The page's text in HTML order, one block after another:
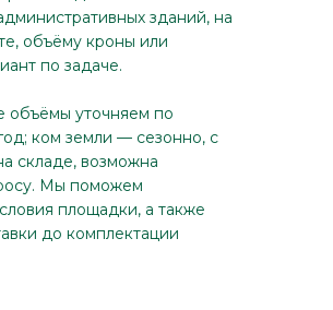
зданий, на
объёму кроны или
по задаче.
объёмы уточняем по
ком земли — сезонно, с
складе, возможна
Мы поможем
площадки, а также
до комплектации